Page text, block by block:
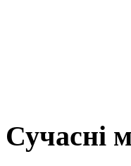
Сучасні